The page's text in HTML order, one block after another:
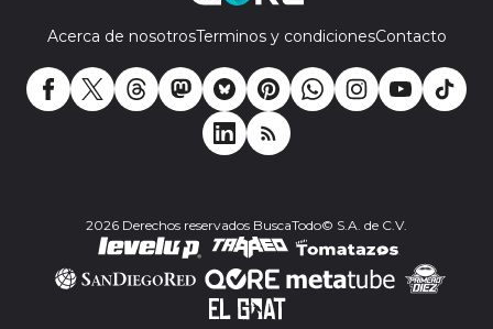
Acerca de nosotrosTerminos y condicionesContacto
2026 Derechos reservados BuscaTodo© S.A. de C.V.